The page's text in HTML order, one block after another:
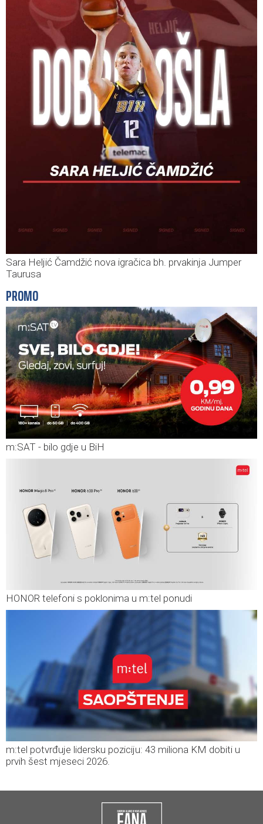
Sara Heljić Čamdžić nova igračica bh. prvakinja Jumper
Taurusa
PROMO
m:SAT - bilo gdje u BiH
HONOR telefoni s poklonima u m:tel ponudi
m:tel potvrđuje lidersku poziciju: 43 miliona KM dobiti u
prvih šest mjeseci 2026.